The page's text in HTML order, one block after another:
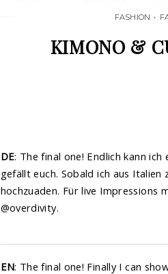
FASHION •
KIMONO &
DE: The final one! Endlich kann
gefällt euch. Sobald ich aus Italien
hochzuaden. Für live Impressions
@overdivity.
EN: The final one! Finally I can